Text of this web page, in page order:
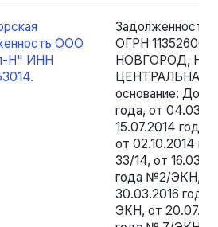
ООО
Н" ИНН
ОГРН
НОВГОРОД,
ЦЕНТРАЛЬНАЯ
основание:
года, от
15.07.2014 года
от 02.10.2014
33/14, от
года №2/ЭКН,
30.03.2016
ЭКН, от